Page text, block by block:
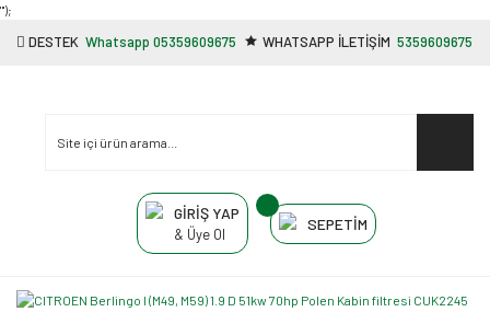
"');
DESTEK Whatsapp 05359609675 WHATSAPP İLETİŞİM 5359609675
GİRİŞ YAP
& Üye Ol
SEPETİM